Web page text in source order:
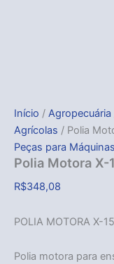
Início / Agropecuária
Agrícolas / Polia
Peças para
Polia Motora X-
R$348,08
POLIA MOTORA X-
Polia motora para